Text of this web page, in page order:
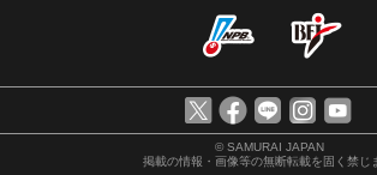
© SAMURAI JAPAN
掲載の情報・画像等の無断転載を固く禁じ